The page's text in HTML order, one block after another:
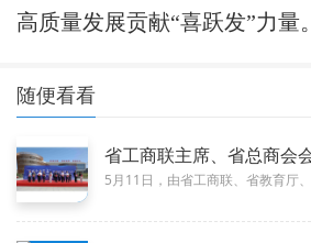
高质量发展贡献“喜跃发”力量。
随便看看
05-22